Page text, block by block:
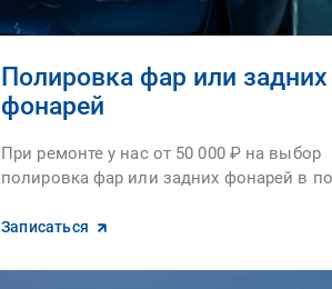
Полировка фар или задних
фонарей
При ремонте у нас от 50 000 ₽ на выбор
полировка фар или задних фонарей в
Записаться